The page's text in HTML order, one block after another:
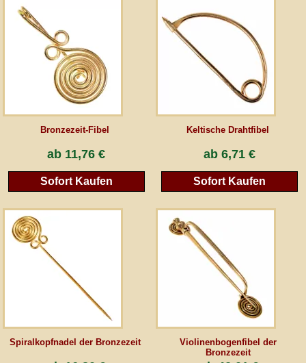
Bronzezeit-Fibel
ab 11,76 €
Sofort Kaufen
Keltische Drahtfibel
ab 6,71 €
Sofort Kaufen
Spiralkopfnadel der Bronzezeit
Violinenbogenfibel der
Bronzezeit
*Alle Preise inkl. MwSt., inkl. Verpackungskosten, zggl. Versandkosten und zzgl.
eventueller Zölle (bei Nicht-EU-Ländern). Durchgestrichene Preise entsprechen dem
bisherigen Preis bei peraperis.com.
Zur klassischen Website